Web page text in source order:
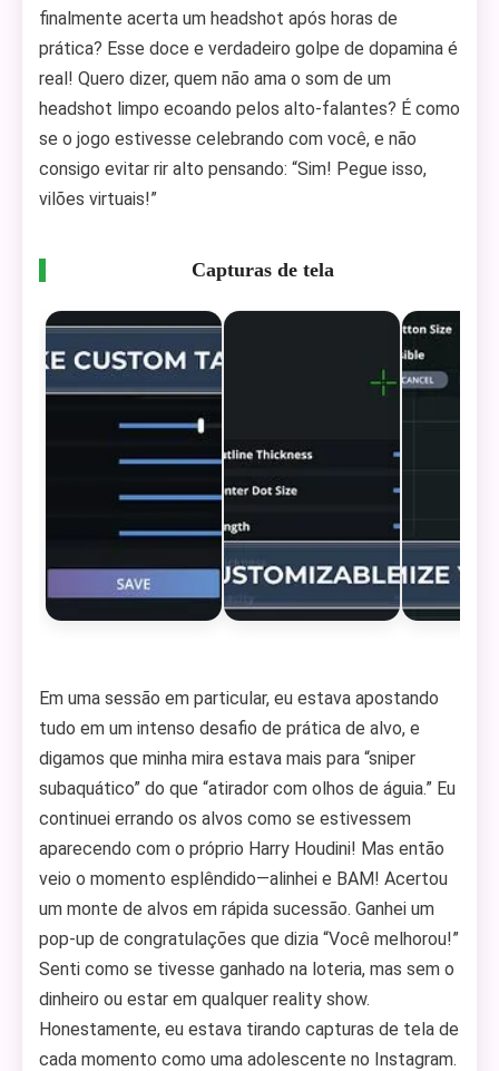
finalmente acerta um headshot após horas de
prática? Esse doce e verdadeiro golpe de dopamina é
real! Quero dizer, quem não ama o som de um
headshot limpo ecoando pelos alto-falantes? É como
se o jogo estivesse celebrando com você, e não
consigo evitar rir alto pensando: “Sim! Pegue isso,
vilões virtuais!”
Capturas de tela
Em uma sessão em particular, eu estava apostando
tudo em um intenso desafio de prática de alvo, e
digamos que minha mira estava mais para “sniper
subaquático” do que “atirador com olhos de águia.” Eu
continuei errando os alvos como se estivessem
aparecendo com o próprio Harry Houdini! Mas então
veio o momento esplêndido—alinhei e BAM! Acertou
um monte de alvos em rápida sucessão. Ganhei um
pop-up de congratulações que dizia “Você melhorou!”
Senti como se tivesse ganhado na loteria, mas sem o
dinheiro ou estar em qualquer reality show.
Honestamente, eu estava tirando capturas de tela de
cada momento como uma adolescente no Instagram.